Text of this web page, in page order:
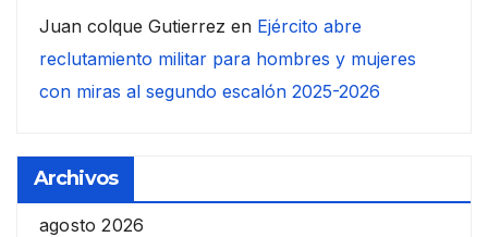
Juan colque Gutierrez en Ejército abre
reclutamiento militar para hombres y mujeres
con miras al segundo escalón 2025-2026
Archivos
agosto 2026